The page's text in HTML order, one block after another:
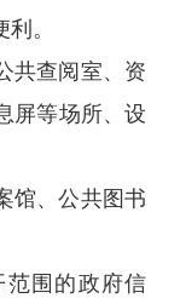
。
共查阅室、资
屏等场所、设
馆、公共图书
围的政府信